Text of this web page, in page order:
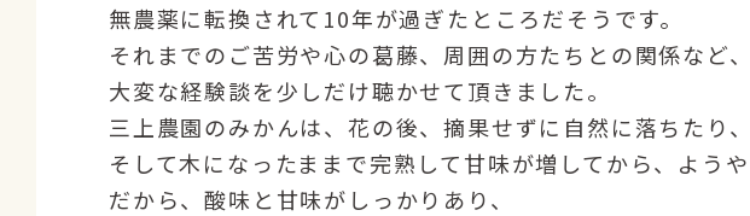
無農薬に転換されて10年が過ぎたところだそうです。
それまでのご苦労や心の葛藤、周囲の方たちとの関係など
大変な経験談を少しだけ聴かせて頂きました。
三上農園のみかんは、花の後、摘果せずに自然に落ちたり
そして木になったままで完熟して甘味が増してから、よう
だから、酸味と甘味がしっかりあり、